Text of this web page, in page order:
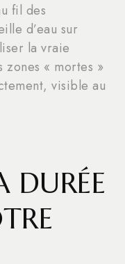
fil des
d’eau sur
la vraie
« mortes »
visible au
DURÉE